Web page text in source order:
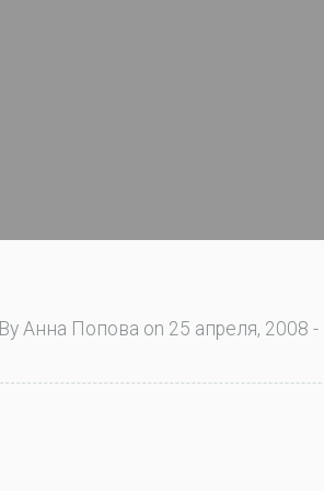
By Анна Попова on 25 апреля, 2008 -